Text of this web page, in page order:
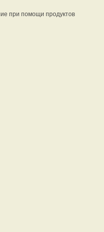
при помощи продуктов